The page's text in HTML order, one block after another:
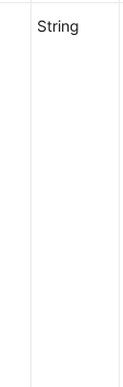
String